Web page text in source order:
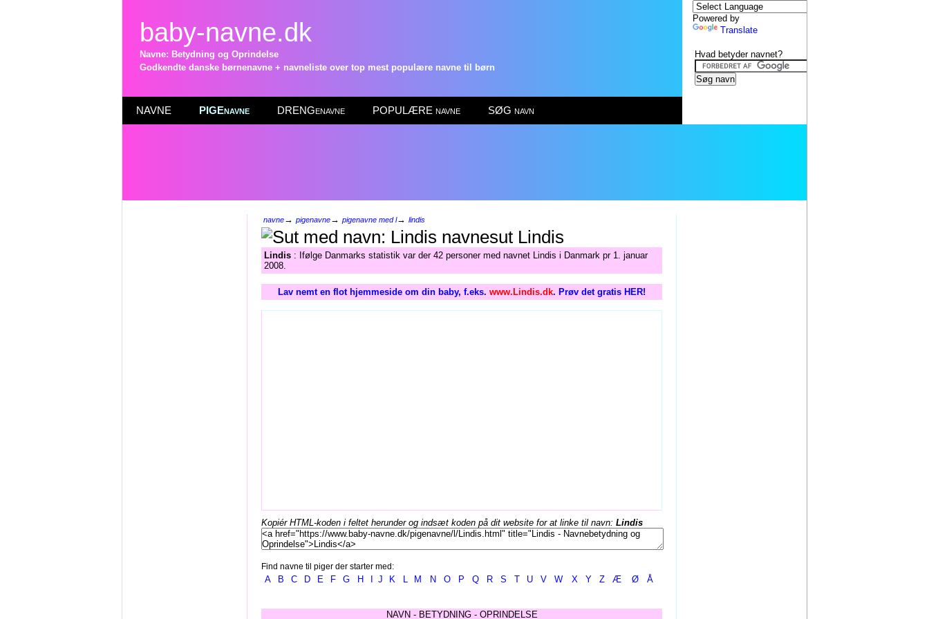
baby-navne.dk
Navne: Betydning og Oprindelse
Godkendte danske børnenavne + navneliste over top mest populære navne til børn
NAVNE PIGEnavne DRENGenavne POPULÆRE navne SØG navn
navne→ pigenavne→ pigenavne med l→ lindis
Lindis
Lindis : Ifølge Danmarks statistik var der 42 personer med navnet Lindis i Danmark pr 1. januar
2008.
Lav nemt en flot hjemmeside om din baby, f.eks. www.Lindis.dk. Prøv det gratis HER!
Kopiér HTML-koden i feltet herunder og indsæt koden på dit website for at linke til navn: Lindis
Find navne til piger der starter med:
A B C D E F G H J K L M N O P Q R S T U V W X Y Z Æ Ø Å
NAVN - BETYDNING - OPRINDELSE
Powered by
Translate
Hvad betyder navnet?